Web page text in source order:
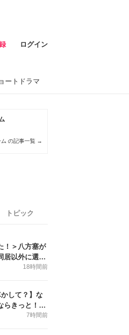
ログイン
ートドラマ
の記事一覧 →
トピック
！＞八方塞が
居以外に選択
18時間前
かして？】な
らきっと！＜
7時間前